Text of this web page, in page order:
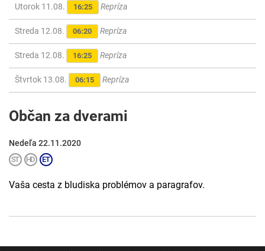
Utorok 11.08. 16:25 Repríza
Streda 12.08. 06:20 Repríza
Streda 12.08. 16:25 Repríza
Štvrtok 13.08. 06:15 Repríza
Občan za dverami
Nedeľa 22.11.2020
Vaša cesta z bludiska problémov a paragrafov.